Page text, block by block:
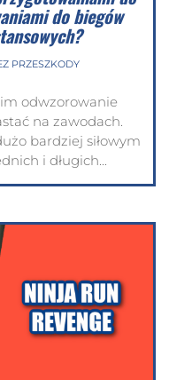
do biegów
PRZESZKODY
odwzorowanie
na zawodach.
bardziej siłowym
i długich...